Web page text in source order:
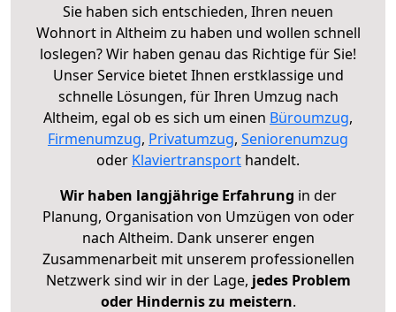
Sie haben sich entschieden, Ihren neuen
Wohnort in Altheim zu haben und wollen schnell
loslegen? Wir haben genau das Richtige für Sie!
Unser Service bietet Ihnen erstklassige und
schnelle Lösungen, für Ihren Umzug nach
Altheim, egal ob es sich um einen Büroumzug,
Firmenumzug, Privatumzug, Seniorenumzug
oder Klaviertransport handelt.
Wir haben langjährige Erfahrung in der
Planung, Organisation von Umzügen von oder
nach Altheim. Dank unserer engen
Zusammenarbeit mit unserem professionellen
Netzwerk sind wir in der Lage, jedes Problem
oder Hindernis zu meistern.